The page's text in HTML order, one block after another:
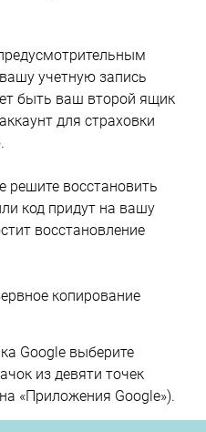
учетную запись
быть ваш второй ящик
для страховки
решите восстановить
код придут на вашу
восстановление
копирование
Google выберите
из девяти точек
«Приложения Google»).